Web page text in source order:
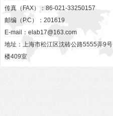
传真（FAX）：86-021-33250157
邮编（P.C）：201619
E-mail： elab17@163.com
地址：上海市松江区沈砖公路5555弄9号
楼409室